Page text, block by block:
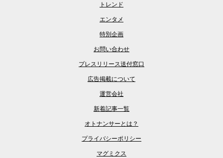
トレンド
エンタメ
特別企画
お問い合わせ
プレスリリース送付窓口
広告掲載について
運営会社
新着記事一覧
オトナンサーとは？
プライバシーポリシー
マグミクス